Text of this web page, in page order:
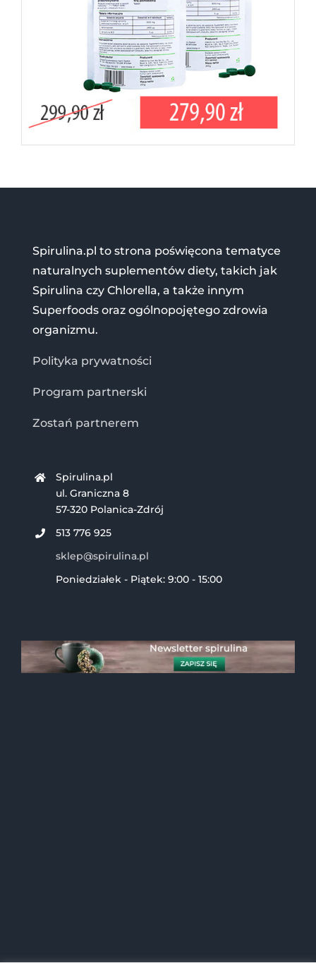
Spirulina.pl to strona poświęcona tematyce
naturalnych suplementów diety, takich jak
Spirulina czy Chlorella, a także innym
Superfoods oraz ogólnopojętego zdrowia
organizmu.
Polityka prywatności
Program partnerski
Zostań partnerem
Spirulina.pl
ul. Graniczna 8
57-320 Polanica-Zdrój
513 776 925
sklep@spirulina.pl
Poniedziałek - Piątek: 9:00 - 15:00